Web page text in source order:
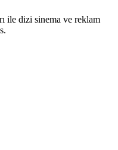
ile dizi sinema ve reklam